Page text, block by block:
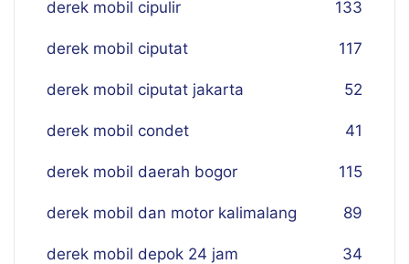
derek mobil cipulir 133
derek mobil ciputat 117
derek mobil ciputat jakarta 52
derek mobil condet 41
derek mobil daerah bogor 115
derek mobil dan motor kalimalang 89
derek mobil depok 24 jam 34